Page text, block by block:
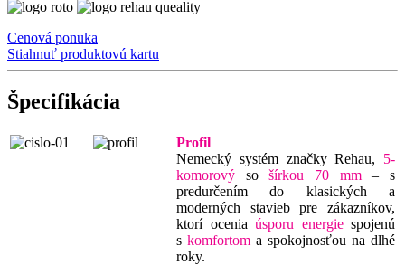
Cenová ponuka
Stiahnuť produktovú kartu
Špecifikácia
Profil
Nemecký systém značky Rehau, 5-
komorový sošírkou 70 mm– s
predurčením do klasických a
moderných stavieb pre zákazníkov,
ktorí ocenia úsporu energiespojenú
s komfortom a spokojnosťou na dlhé
roky.